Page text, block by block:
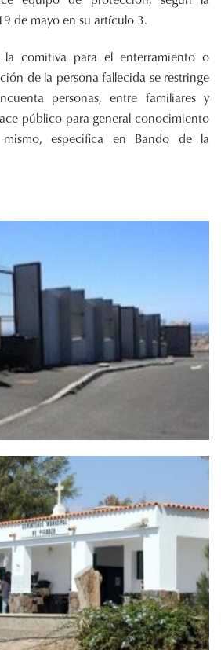
de mayo en su artículo 3.
comitiva para el enterramiento o
de la persona fallecida se restringe
personas, entre familiares y
público para general conocimiento
especifica en Bando de la